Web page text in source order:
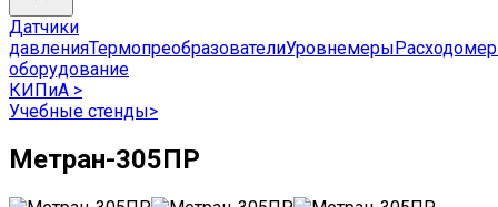
Датчики
давленияТермопреобразователиУровнемеры
оборудование
КИПиА >
Учебные стенды>
Метран-305ПР